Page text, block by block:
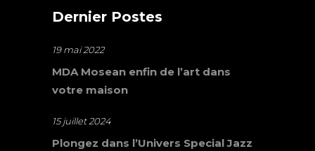
Dernier Postes
19 mai 2022
MDA Mosean enfin de l’art dans
votre maison
15 juillet 2024
Plongez dans l’Univers Special Jazz